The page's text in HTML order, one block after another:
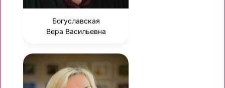
Богуславская
Вера Васильевна